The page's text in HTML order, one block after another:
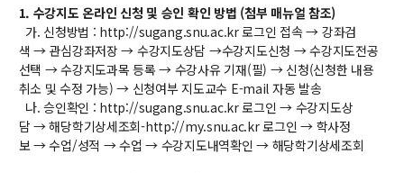
연구실
연구소
세미나 영상
e-TEC Talks
전기정보세미나
교육
1. 수강지도 온라인 신청 및 승인 확인 방법 (첨부 매뉴얼 참조)
가. 신청방법 : http://sugang.snu.ac.kr 로그인 접속 → 강좌검
색 → 관심강좌저장 → 수강지도상담 →수강지도신청 → 수강지도전공
선택 → 수강지도과목 등록 → 수강사유 기재(필) → 신청(신청한 내용
취소 및 수정 가능) → 신청여부 지도교수 E-mail 자동 발송
나. 승인확인 : http://sugang.snu.ac.kr 로그인 → 수강지도상
담 → 해당학기상세조회-http://my.snu.ac.kr 로그인 → 학사정
보 → 수업/성적 → 수업 → 수강지도내역확인 → 해당학기상세조회